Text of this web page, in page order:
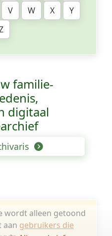
V W X
Y
familie­
digitaal
wordt alleen getoond
aan gebruikers die